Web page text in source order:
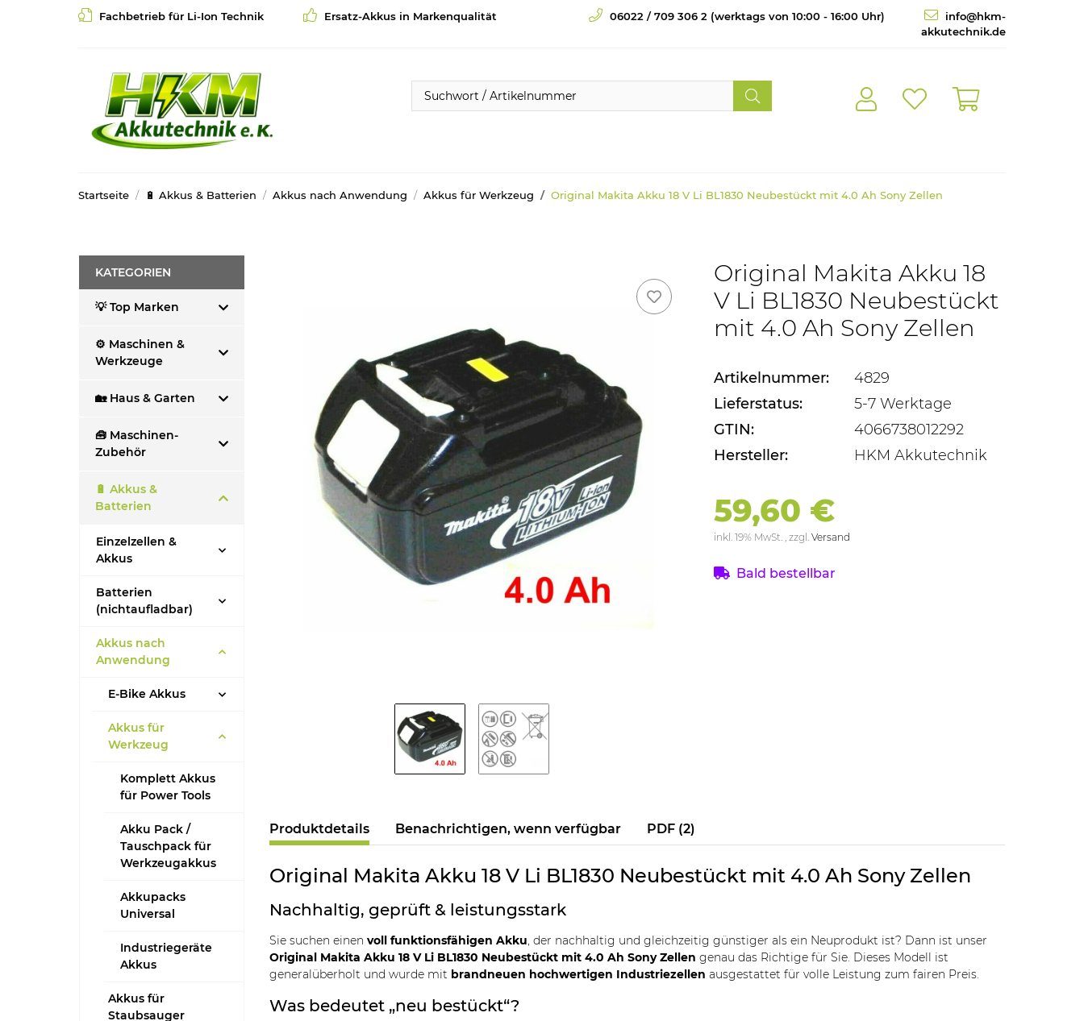
Fachbetrieb für Li-Ion Technik Ersatz-Akkus in Markenqualität 06022 / 709 306 2 (werktags von 10:00 - 16:00 Uhr)
info@hkm-
akkutechnik.de
Startseite 🔋 Akkus & Batterien Akkus nach Anwendung Akkus für Werkzeug Original Makita Akku 18 V Li BL1830 Neubestückt mit 4.0 Ah Sony Zellen
Original Makita Akku 18
V Li BL1830 Neubestückt
mit 4.0 Ah Sony Zellen
Artikelnummer:
4829
Lieferstatus:
5-7 Werktage
GTIN:
4066738012292
Hersteller:
HKM Akkutechnik
59,60 €
inkl. 19% MwSt. , zzgl. Versand
Bald bestellbar
Produktdetails Benachrichtigen, wenn verfügbar PDF (2)
Original Makita Akku 18 V Li BL1830 Neubestückt mit 4.0 Ah Sony Zellen
Nachhaltig, geprüft & leistungsstark
Sie suchen einenvoll funktionsfähigen Akku, der nachhaltig und gleichzeitig günstiger als ein Neuprodukt ist? Dann ist unser
Original Makita Akku 18 V Li BL1830 Neubestückt mit 4.0 Ah Sony Zellen genau das Richtige für Sie. Dieses Modell ist
generalüberholt und wurde mit brandneuen hochwertigen Industriezellen ausgestattet für volle Leistung zum fairen Preis.
Was bedeutet „neu bestückt“?
KATEGORIEN
💡 Top Marken
⚙️ Maschinen &
Werkzeuge
🏡 Haus & Garten
🧰 Maschinen-
Zubehör
🔋 Akkus &
Batterien
Einzelzellen &
Akkus
Batterien
(nichtaufladbar)
Akkus nach
Anwendung
E-Bike Akkus
Akkus für
Werkzeug
Komplett Akkus
für Power Tools
Akku Pack /
Tauschpack für
Werkzeugakkus
Akkupacks
Universal
Industriegeräte
Akkus
Akkus für
Staubsauger